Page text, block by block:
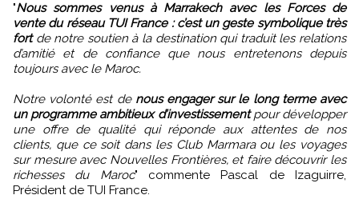
"Nous sommes venus à Marrakech avec les Forces de
vente du réseau TUI France : c’est un geste symbolique très
fortde notre soutien à la destination qui traduit les relations
d’amitié et de confiance que nous entretenons depuis
toujours avec le Maroc.
Notre volonté est de nous engager sur le long terme avec
un programme ambitieux d’investissementpour développer
une offre de qualité qui réponde aux attentes de nos
clients, que ce soit dans les Club Marmara ou les voyages
sur mesure avec Nouvelles Frontières, et faire découvrir les
richesses du Maroc" commente Pascal de Izaguirre,
Président de TUI France.